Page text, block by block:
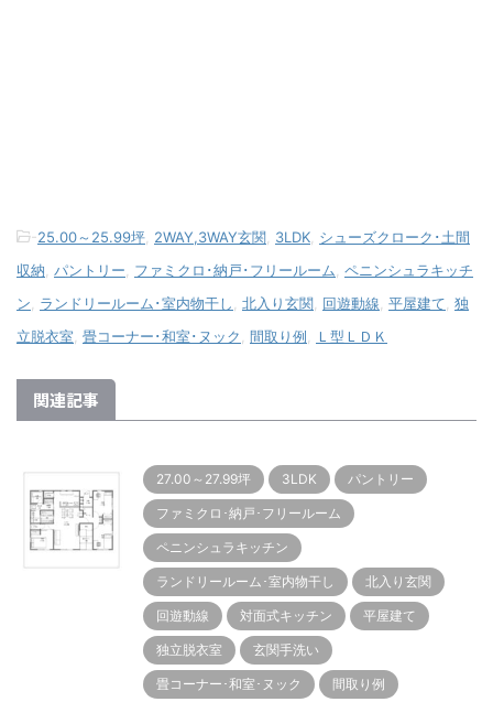
-25.00～25.99坪 2WAY,3WAY玄関 3LDK シューズクローク･土間
収納 パントリー ファミクロ･納戸･フリールーム ペニンシュラキッチ
ン
ランドリールーム･室内物干し 北入り玄関 回遊動線 平屋建て 独
立脱衣室 畳コーナー･和室･ヌック 間取り例 Ｌ型ＬＤＫ
関連記事
27.00～27.99坪 3LDK パントリー
ファミクロ･納戸･フリールーム
ペニンシュラキッチン
ランドリールーム･室内物干し 北入り玄関
回遊動線 対面式キッチン 平屋建て
独立脱衣室 玄関手洗い
畳コーナー･和室･ヌック 間取り例